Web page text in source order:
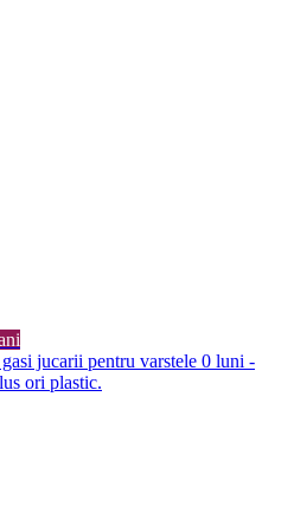
jucarii pentru varstele 0 luni -
ori plastic.